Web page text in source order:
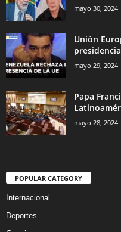
mayo 30, 2024
Unión
mayo 29, 2024
Papa
mayo 28, 2024
POPULAR CATEGORY
Internacional
Deportes